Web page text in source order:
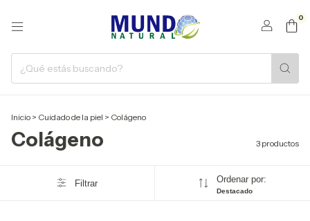
0
Inicio > Cuidado de la piel > Colágeno
Colágeno 3 productos
Filtrar Ordenar por:
Destacado